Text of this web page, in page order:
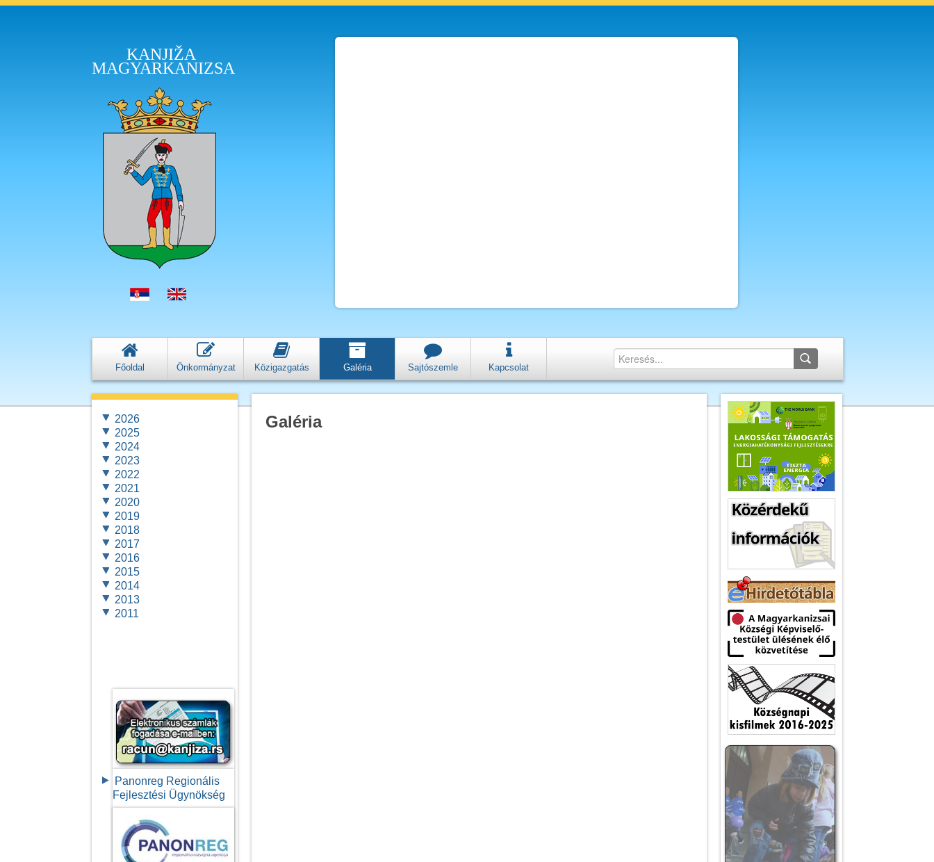
KANJIŽA
MAGYARKANIZSA
Főoldal Önkormányzat Közigazgatás Galéria Sajtószemle Kapcsolat
2026
2025
2024
2023
2022
2021
2020
2019
2018
2017
2016
2015
2014
2013
2011
Panonreg Regionális
Fejlesztési Ügynökség
Galéria